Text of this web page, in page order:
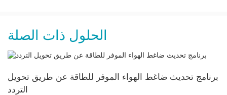
الحلول ذات الصلة
برنامج تحديث ضاغط الهواء الموفر للطاقة عن طريق تحويل
التردد